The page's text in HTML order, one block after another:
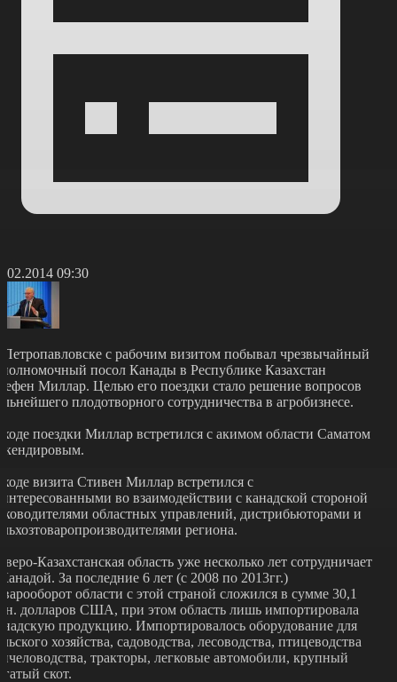
09:30
с рабочим визитом побывал чрезвычайный
посол Канады в Республике Казахстан
Миллар. Целью его поездки стало решение вопросов
плодотворного сотрудничества в агробизнесе.
поездки Миллар встретился с акимом области Саматом
визита Стивен Миллар встретился с
во взаимодействии с канадской стороной
областных управлений, дистрибьюторами и
региона.
Казахстанская область уже несколько лет сотрудничает
За последние 6 лет (с 2008 по 2013гг.)
области с этой страной сложился в сумме 30,1
долларов США, при этом область лишь импортировала
продукцию. Импортировалось оборудование для
хозяйства, садоводства, лесоводства, птицеводства
тракторы, легковые автомобили, крупный
скот.